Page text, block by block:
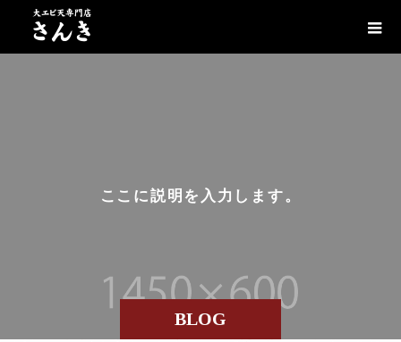
BLOG
こ こ に説明 を 入 力 し ま す。